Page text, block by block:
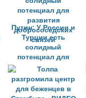
Путин: У России и
Турции есть
солидный
потенциал для
развития
добрососедских
связей